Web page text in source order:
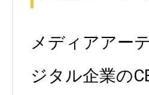
メディアアー
ジタル企業の